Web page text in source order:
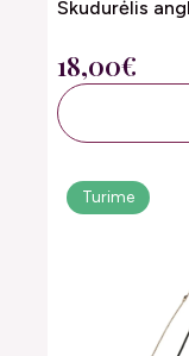
Skudurėlis
18,00€
Turime